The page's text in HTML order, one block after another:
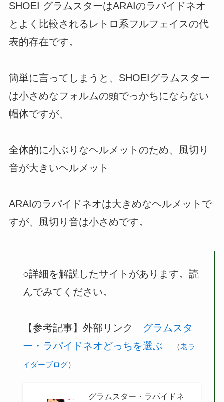
SHOEI グラムスターはARAIのラパイドネオ
とよく比較されるレトロ系フルフェイスの代
表的存在です。
簡単に言ってしまうと、SHOEIグラムスター
は小さめなフォルムの頭でっかちにならない
帽体ですが、
全体的に小ぶりなヘルメットのため、風切り
音が大きいヘルメット
ARAIのラパイドネオは大きめなヘルメットで
すが、風切り音は小さめです。
○詳細を解説したサイトがあります。読
んでみてください。
【参考記事】外部リンク
グラムスタ
ー・ラパイドネオどっちを選ぶ
（老ラ
イダーブログ）
グラムスター・ラパイドネ